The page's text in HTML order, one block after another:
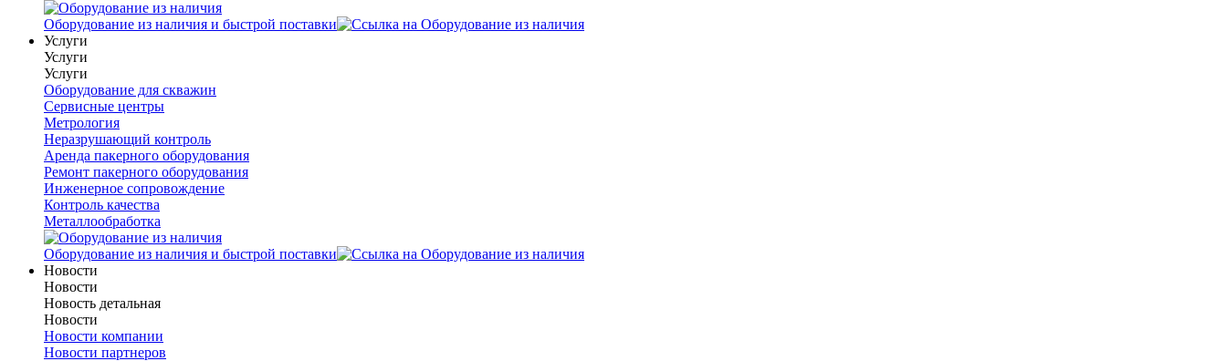
Оборудование из наличия и быстрой поставки
Услуги
Услуги
Услуги
Оборудование для скважин
Сервисные центры
Метрология
Неразрушающий контроль
Аренда пакерного оборудования
Ремонт пакерного оборудования
Инженерное сопровождение
Контроль качества
Металлообработка
Оборудование из наличия и быстрой поставки
Новости
Новости
Новость детальная
Новости
Новости компании
Новости партнеров